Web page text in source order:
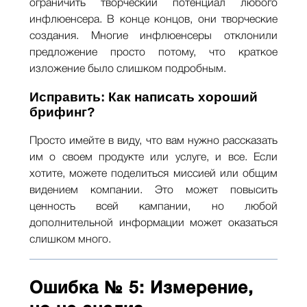
ограничить творческий потенциал любого
инфлюенсера. В конце концов, они творческие
создания. Многие инфлюенсеры отклонили
предложение просто потому, что краткое
изложение было слишком подробным.
Исправить: Как написать хороший
брифинг?
Просто имейте в виду, что вам нужно рассказать
им о своем продукте или услуге, и все. Если
хотите, можете поделиться миссией или общим
видением компании. Это может повысить
ценность всей кампании, но любой
дополнительной информации может оказаться
слишком много.
Ошибка № 5: Измерение,